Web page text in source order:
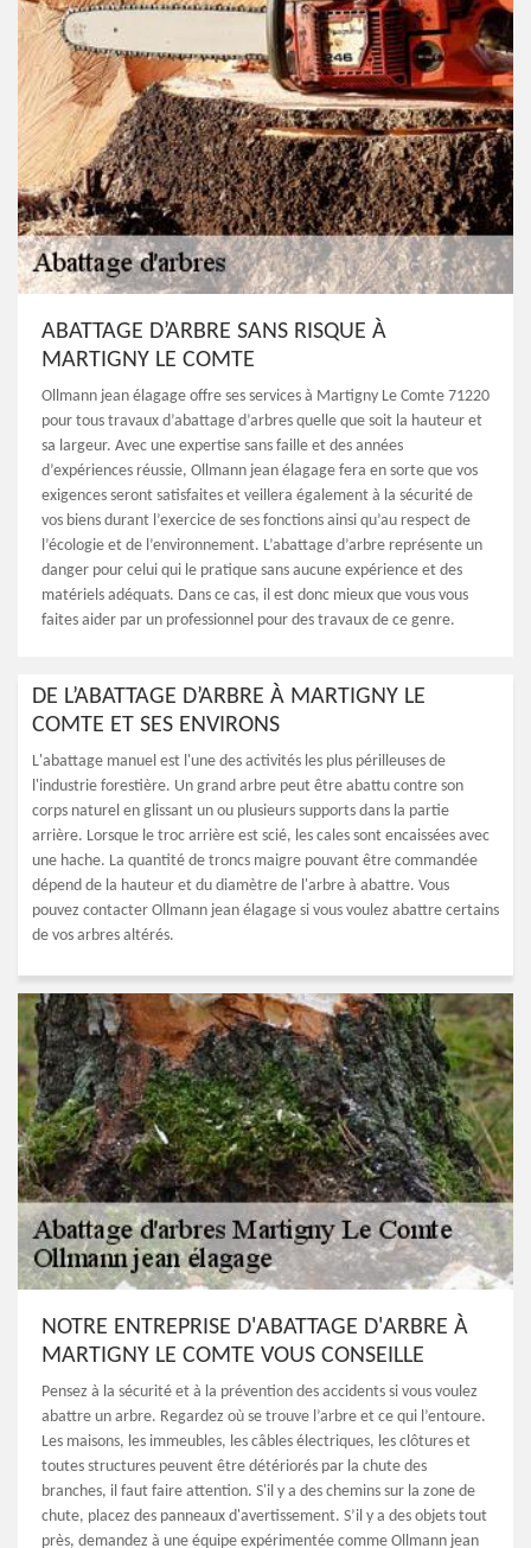
ABATTAGE D’ARBRE SANS RISQUE À
MARTIGNY LE COMTE
Ollmann jean élagage offre ses services à Martigny Le Comte 71220
pour tous travaux d’abattage d’arbres quelle que soit la hauteur et
sa largeur. Avec une expertise sans faille et des années
d’expériences réussie, Ollmann jean élagage fera en sorte que vos
exigences seront satisfaites et veillera également à la sécurité de
vos biens durant l’exercice de ses fonctions ainsi qu’au respect de
l’écologie et de l’environnement. L’abattage d’arbre représente un
danger pour celui qui le pratique sans aucune expérience et des
matériels adéquats. Dans ce cas, il est donc mieux que vous vous
faites aider par un professionnel pour des travaux de ce genre.
DE L’ABATTAGE D’ARBRE À MARTIGNY LE
COMTE ET SES ENVIRONS
L'abattage manuel est l'une des activités les plus périlleuses de
l'industrie forestière. Un grand arbre peut être abattu contre son
corps naturel en glissant un ou plusieurs supports dans la partie
arrière. Lorsque le troc arrière est scié, les cales sont encaissées avec
une hache. La quantité de troncs maigre pouvant être commandée
dépend de la hauteur et du diamètre de l'arbre à abattre. Vous
pouvez contacter Ollmann jean élagage si vous voulez abattre certains
de vos arbres altérés.
NOTRE ENTREPRISE D'ABATTAGE D'ARBRE À
MARTIGNY LE COMTE VOUS CONSEILLE
Pensez à la sécurité et à la prévention des accidents si vous voulez
abattre un arbre. Regardez où se trouve l’arbre et ce qui l’entoure.
Les maisons, les immeubles, les câbles électriques, les clôtures et
toutes structures peuvent être détériorés par la chute des
branches, il faut faire attention. S'il y a des chemins sur la zone de
chute, placez des panneaux d'avertissement. S’il y a des objets tout
près, demandez à une équipe expérimentée comme Ollmann jean